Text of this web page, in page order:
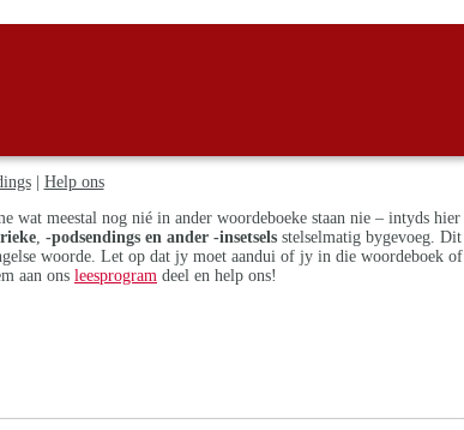
| Help ons
wat meestal nog nié in ander woordeboeke staan nie – intyds hier
-podsendings en ander -insetsels stelselmatig bygevoeg. Dit
woorde. Let op dat jy moet aandui of jy in die woordeboek of
aan ons leesprogram deel en help ons!